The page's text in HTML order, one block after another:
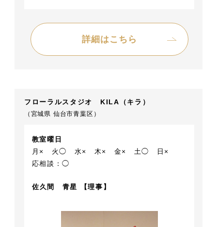
詳細はこちら
フローラルスタジオ KILA（キラ）
（宮城県 仙台市青葉区）
教室曜日
月×
火◯ 水× 木× 金× 土◯
日×
応相談：◯
佐久間 青星 【理事】